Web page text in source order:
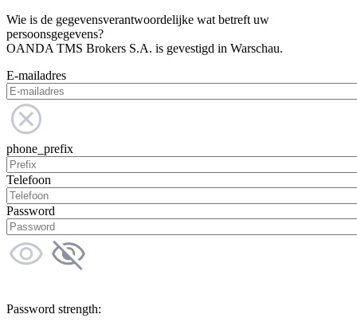
Wie is de gegevensverantwoordelijke wat betreft uw
persoonsgegevens?
OANDA TMS Brokers S.A. is gevestigd in Warschau.
E-mailadres
phone_prefix
Telefoon
Password
Password strength: